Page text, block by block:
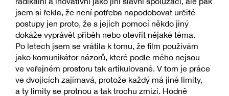
jsem si řekla, že není potřeba napodobovat určité
postupy jen proto, že s jejich pomocí někdo jiný
dokáže vyprávět příběh nebo otevřít nějaké téma.
Po letech jsem se vrátila k tomu, že film používám
jako komunikátor názorů, které podle mého nejsou
ve veřejném prostoru tak artikulované. V tom je práce
ve dvojicích zajímavá, protože každý má jiné limity,
a ty limity se protnou a tak trochu zmizí. Hodně